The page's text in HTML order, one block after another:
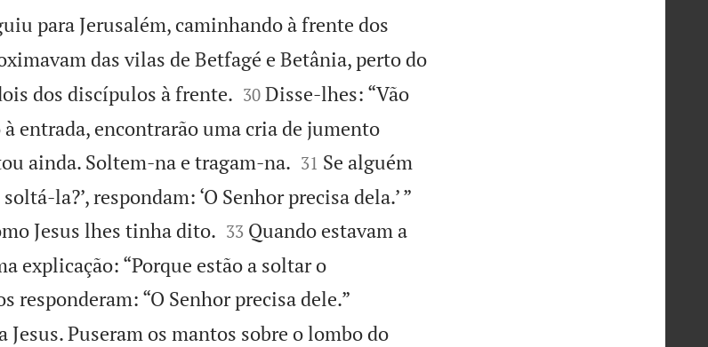
para Jerusalém, caminhando à frente dos
das vilas de Betfagé e Betânia, perto do
dos discípulos à frente.
30 Disse-lhes: “Vão
entrada, encontrarão uma cria de jumento
ainda. Soltem-na e tragam-na.
31 Se alguém
la?’, respondam: ‘O Senhor precisa dela.’ ”
Jesus lhes tinha dito.
33 Quando estavam a
explicação: “Porque estão a soltar o
responderam: “O Senhor precisa dele.”
Puseram os mantos sobre o lombo do